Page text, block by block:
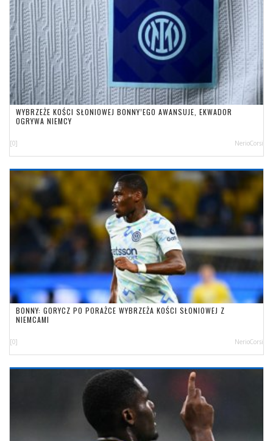
WYBRZEŻE KOŚCI SŁONIOWEJ BONNY’EGO AWANSUJE, EKWADOR
OGRYWA NIEMCY
[0] NerioCorsi
BONNY: GORYCZ PO PORAŻCE WYBRZEŻA KOŚCI SŁONIOWEJ Z
NIEMCAMI
[0] NerioCorsi